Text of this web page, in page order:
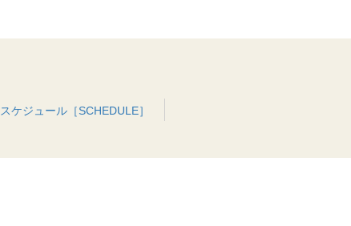
スケジュール［SCHEDULE］